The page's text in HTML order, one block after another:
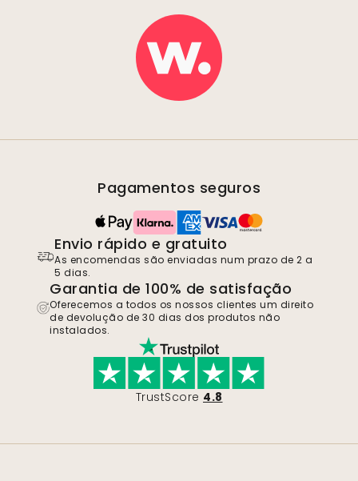
Pagamentos seguros
Envio rápido e gratuito
As encomendas são enviadas num prazo de 2 a
5 dias.
Garantia de 100% de satisfação
Oferecemos a todos os nossos clientes um direito
de devolução de 30 dias dos produtos não
instalados.
TrustScore 4.8